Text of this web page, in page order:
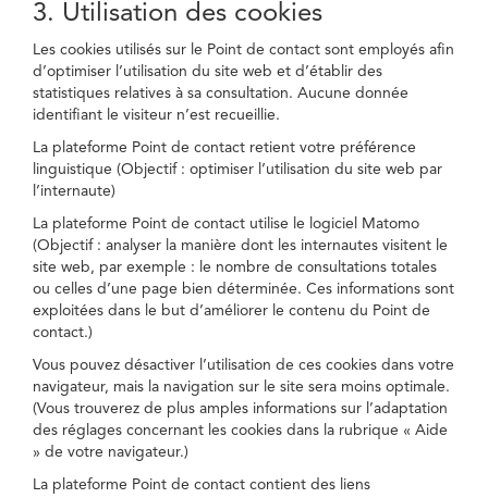
3. Utilisation des cookies
Les cookies utilisés sur le Point de contact sont employés afin
d’optimiser l’utilisation du site web et d’établir des
statistiques relatives à sa consultation. Aucune donnée
identifiant le visiteur n’est recueillie.
La plateforme Point de contact retient votre préférence
linguistique (Objectif : optimiser l’utilisation du site web par
l’internaute)
La plateforme Point de contact utilise le logiciel Matomo
(Objectif : analyser la manière dont les internautes visitent le
site web, par exemple : le nombre de consultations totales
ou celles d’une page bien déterminée. Ces informations sont
exploitées dans le but d’améliorer le contenu du Point de
contact.)
Vous pouvez désactiver l’utilisation de ces cookies dans votre
navigateur, mais la navigation sur le site sera moins optimale.
(Vous trouverez de plus amples informations sur l’adaptation
des réglages concernant les cookies dans la rubrique « Aide
» de votre navigateur.)
La plateforme Point de contact contient des liens